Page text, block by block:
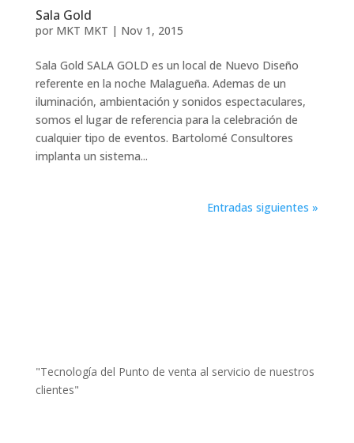
Sala Gold
por MKT MKT | Nov 1, 2015
Sala Gold SALA GOLD es un local de Nuevo Diseño
referente en la noche Malagueña. Ademas de un
iluminación, ambientación y sonidos espectaculares,
somos el lugar de referencia para la celebración de
cualquier tipo de eventos. Bartolomé Consultores
implanta un sistema...
Entradas siguientes »
"Tecnología del Punto de venta al servicio de nuestros
clientes"